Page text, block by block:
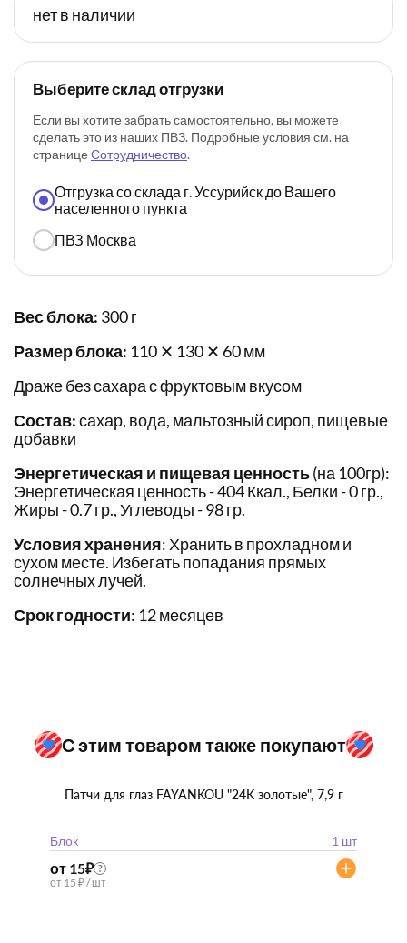
нет в наличии
Выберите склад отгрузки
Если вы хотите забрать самостоятельно, вы можете
сделать это из наших ПВЗ. Подробные условия см. на
странице Сотрудничество.
Отгрузка со склада г. Уссурийск до Вашего
населенного пункта
ПВЗ Москва
Вес блока: 300 г
Размер блока: 110 ✕ 130 ✕ 60 мм
Драже без сахара с фруктовым вкусом
Состав:сахар, вода, мальтозный сироп, пищевые
добавки
Энергетическая и пищевая ценность(на 100гр):
Энергетическая ценность - 404 Ккал., Белки - 0 гр.,
Жиры - 0.7 гр., Углеводы - 98 гр.
Условия хранения: Хранить в прохладном и
сухом месте. Избегать попадания прямых
солнечных лучей.
Срок годности: 12 месяцев
С этим товаром также покупают
Патчи для глаз FAYANKOU "24K золотые", 7,9 г
Блок 1 шт
от 15₽ ?
от 15 ₽ / шт